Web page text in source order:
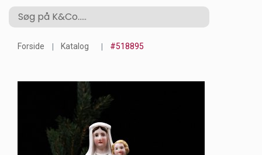
Forside Katalog #518895